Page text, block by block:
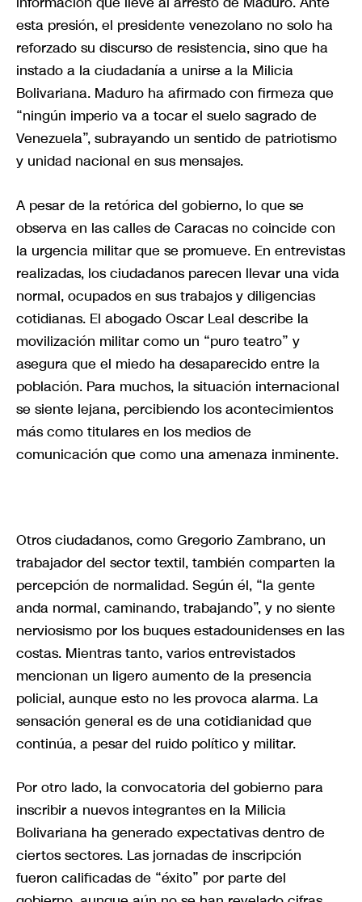
esta presión, el presidente venezolano no solo ha
reforzado su discurso de resistencia, sino que ha
instado a la ciudadanía a unirse a la Milicia
Bolivariana. Maduro ha afirmado con firmeza que
“ningún imperio va a tocar el suelo sagrado de
Venezuela”, subrayando un sentido de patriotismo
y unidad nacional en sus mensajes.
A pesar de la retórica del gobierno, lo que se
observa en las calles de Caracas no coincide con
la urgencia militar que se promueve. En entrevistas
realizadas, los ciudadanos parecen llevar una vida
normal, ocupados en sus trabajos y diligencias
cotidianas. El abogado Oscar Leal describe la
movilización militar como un “puro teatro” y
asegura que el miedo ha desaparecido entre la
población. Para muchos, la situación internacional
se siente lejana, percibiendo los acontecimientos
más como titulares en los medios de
comunicación que como una amenaza inminente.
Otros ciudadanos, como Gregorio Zambrano, un
trabajador del sector textil, también comparten la
percepción de normalidad. Según él, “la gente
anda normal, caminando, trabajando”, y no siente
nerviosismo por los buques estadounidenses en las
costas. Mientras tanto, varios entrevistados
mencionan un ligero aumento de la presencia
policial, aunque esto no les provoca alarma. La
sensación general es de una cotidianidad que
continúa, a pesar del ruido político y militar.
Por otro lado, la convocatoria del gobierno para
inscribir a nuevos integrantes en la Milicia
Bolivariana ha generado expectativas dentro de
ciertos sectores. Las jornadas de inscripción
fueron calificadas de “éxito” por parte del